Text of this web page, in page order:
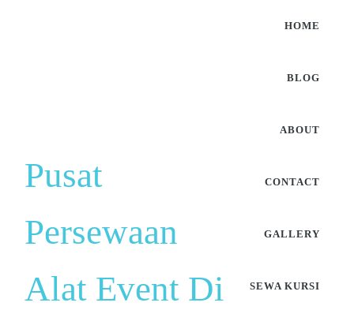
Pusat
Persewaan
Alat Event Di
HOME
BLOG
ABOUT
CONTACT
GALLERY
SEWA KURSI